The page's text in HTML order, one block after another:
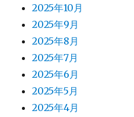
2025年10月
2025年9月
2025年8月
2025年7月
2025年6月
2025年5月
2025年4月